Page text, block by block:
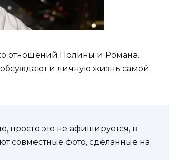
отношений Полины и Романа.
и личную жизнь самой
просто это не афишируется, в
совместные фото, сделанные на